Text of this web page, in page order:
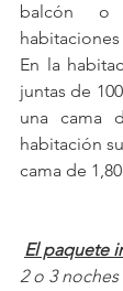
balcón o
En la
juntas de
una cama
habitación
cama de
El paquete
2 o 3